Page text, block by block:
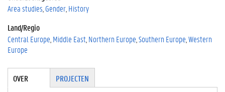
Area studies Gender History
Land/Regio
Central Europe Middle East Northern Europe Southern Europe Western
Europe
Tabgroup
OVER PROJECTEN